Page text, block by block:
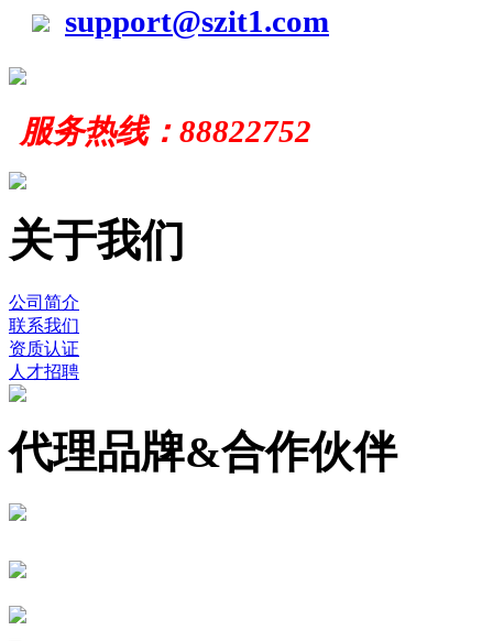
support@szit1.com
服务热线： 88822752
关于我们
公司简介
联系我们
资质认证
人才招聘
代理品牌&合作伙伴